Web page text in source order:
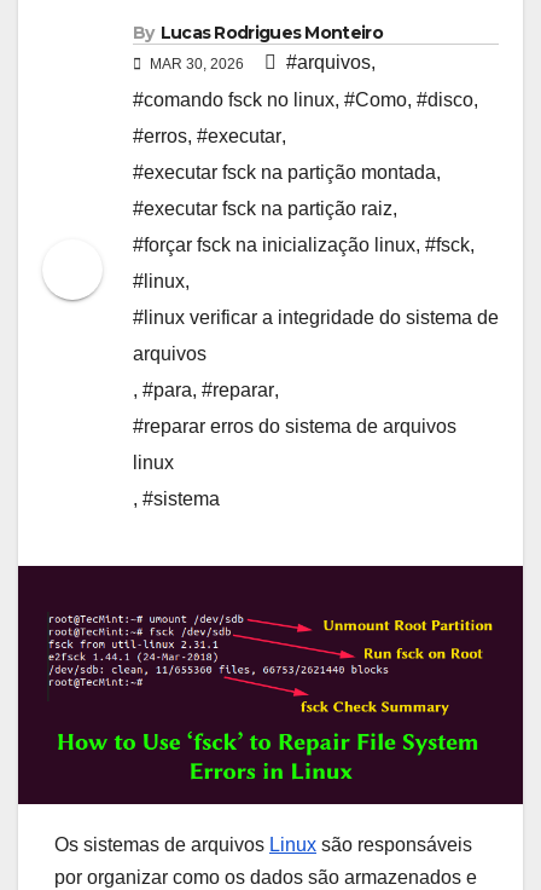
By Lucas Rodrigues Monteiro
MAR 30, 2026 #arquivos,
#comando fsck no linux, #Como, #disco,
#erros, #executar,
#executar fsck na partição montada,
#executar fsck na partição raiz,
#forçar fsck na inicialização linux, #fsck,
#linux,
#linux verificar a integridade do sistema de
arquivos
, #para, #reparar,
#reparar erros do sistema de arquivos
linux
, #sistema
Os sistemas de arquivos Linux são responsáveis ​​
por organizar como os dados são armazenados e